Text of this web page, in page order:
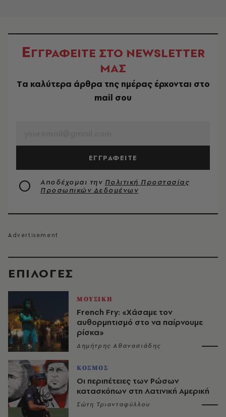
EΠΙΛΟΓΈΣ
ΜΟΥΣΙΚΗ
French Fry: «Χάσαμε τον
αυθορμητισμό στο να παίρνουμε
ρίσκα»
Δημήτρης Αθανασιάδης
ΚΟΣΜΟΣ
Οι περιπέτειες των Ρώσων
κατασκόπων στη Λατινική Αμερική
Σώτη Τριανταφύλλου
ΕΓΓΡΑΦΕΙΤΕ ΣΤΟ NEWSLETTER
ΜΑΣ
Tα καλύτερα άρθρα της ημέρας έρχονται στο
mail σου
ΕΓΓΡΑΦΕΙΤΕ
Αποδέχομαι την Πολιτική Προστασίας
Προσωπικών Δεδομένων